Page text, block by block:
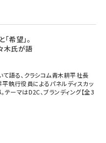
希望」。
木氏が語
て語る、クラシコム青木耕平社長
行役員によるパネルディスカッ
ーマはD2C、ブランディング【全3